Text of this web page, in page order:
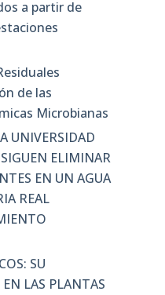
a partir de
de las
Microbianas
UNIVERSIDAD
ELIMINAR
EN UN AGUA
REAL
SU
LAS PLANTAS